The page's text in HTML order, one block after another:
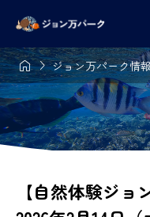
ジョン万パーク情
【自然体験ジョ